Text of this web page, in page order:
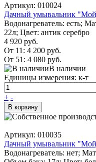
Артикул: 010024
Дачный умывальник
Водонагреватель: есть;
22л; Цвет: антик серебро
4 920 руб.
От 11: 4 200 руб.
От 51: 4 080 руб.
В наличии
Единицы измерения: к-т
+ -
В корзину
Артикул: 010035
Дачный умывальник
Водонагреватель: нет;